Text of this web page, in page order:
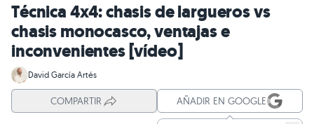
Técnica 4x4: chasis de largueros vs
chasis monocasco, ventajas e
inconvenientes [vídeo]
David García Artés
COMPARTIR AÑADIR EN GOOGLE